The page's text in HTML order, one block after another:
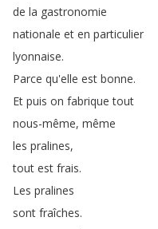
de la gastronomie
nationale et en particulier
lyonnaise.
Parce qu'elle est bonne.
Et puis on fabrique tout
nous-même, même
les pralines,
tout est frais.
Les pralines
sont fraîches.